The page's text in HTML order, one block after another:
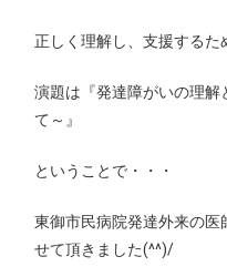
正しく理解し、支援するた
演題は『発達障がいの理解
て～』
ということで・・・
東御市民病院発達外来の
せて頂きました(^^)/